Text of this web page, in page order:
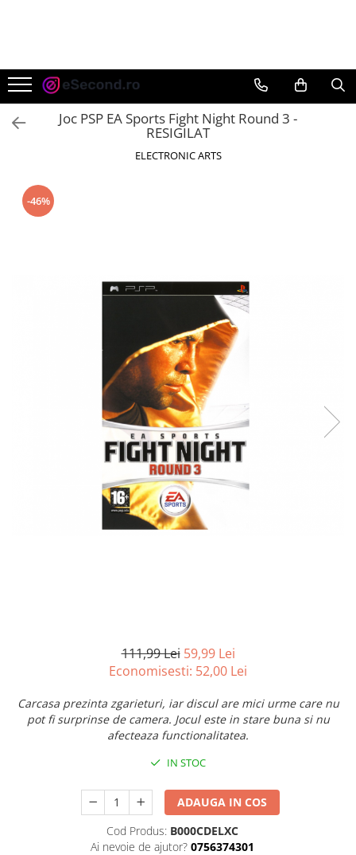
Auto Moto
Accesorii Auto
Anvelope & Jante
Electronice Auto
Intretinere & Cosmetica auto
Casa, Gradina & Bricolaj
Curatenie si intretinere
Hobby-uri creative
Iluminat & Electrice
Kit-uri automatizari porti si usi
Scule electrice si unelte
Silicon, spume si solutii tehnice
Textile si covoare
Uscatoare rufe
Accesorii tablete
Laptopuri si Accesorii
Telefoane Mobile & accesorii
Joc PSP EA Sports Fight Night Round 3 -
RESIGILAT
ELECTRONIC ARTS
-46%
111,99 Lei 59,99 Lei
Economisesti: 52,00 Lei
Carcasa prezinta zgarieturi, iar discul are mici urme care nu
pot fi surprinse de camera. Jocul este in stare buna si nu
afecteaza functionalitatea.
IN STOC
ADAUGA IN COS
Cod Produs: B000CDELXC
Ai nevoie de ajutor? 0756374301